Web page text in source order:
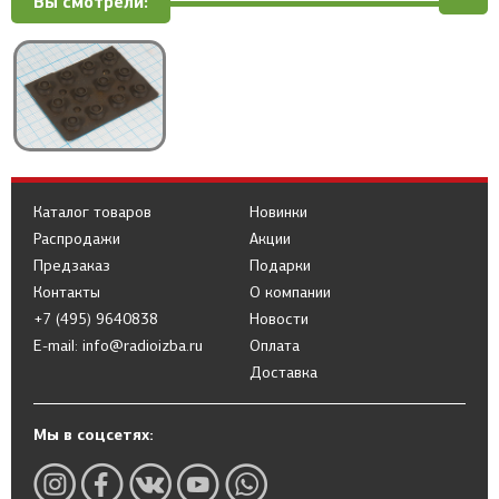
Каталог товаров
Распродажи
Предзаказ
Новинки
Акции
Подарки
Контакты
+7 (495) 9640838
E-mail: info@radioizba.ru
О компании
Новости
Оплата
Доставка
Мы в соцсетях: